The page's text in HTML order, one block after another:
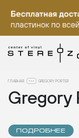
ГЛАВНАЯ GREGORY PORTER
Gregory
ПОДРОБНЕЕ